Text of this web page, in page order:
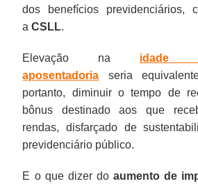
dos benefícios previdenciários,
aCSLL.
Elevação na idade
aposentadoria seria
portanto, diminuir o tempo de
bônus destinado aos que
rendas, disfarçado de
previdenciário público.
E o que dizer doaumento de